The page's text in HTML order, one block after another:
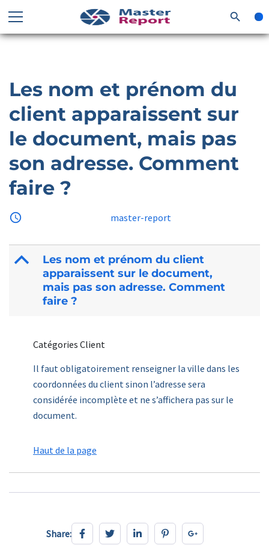
search
Les nom et prénom du
client apparaissent sur
le document, mais pas
son adresse. Comment
faire ?
access_time master-report
B
Les nom et prénom du client
apparaissent sur le document,
mais pas son adresse. Comment
faire ?
Catégories Client
Il faut obligatoirement renseigner la ville dans les
coordonnées du client sinon l’adresse sera
considérée incomplète et ne s’affichera pas sur le
document.
Haut de la page
Share: